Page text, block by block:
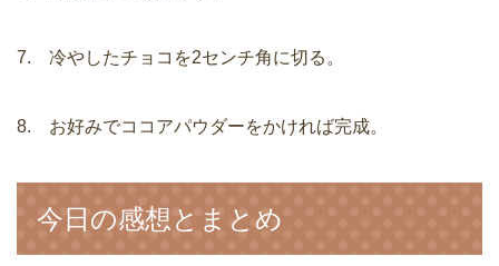
7. 冷やしたチョコを2センチ角に切る。
8. お好みでココアパウダーをかければ完成。
今日の感想とまとめ